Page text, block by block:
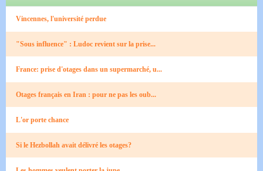
Vincennes, l'université perdue
"Sous influence" : Ludoc revient sur la prise...
France: prise d'otages dans un supermarché, u...
Otages français en Iran : pour ne pas les oub...
L'or porte chance
Si le Hezbollah avait délivré les otages?